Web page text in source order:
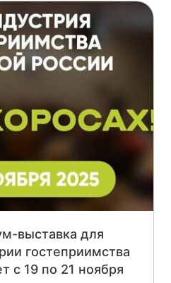
выставка для
гостеприимства
с 19 по 21 ноября